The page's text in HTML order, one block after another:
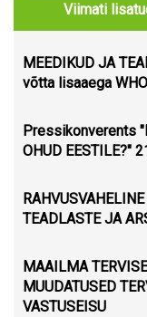
Viimati
MEEDIKUD JA
võtta lisaaega
Pressikonverents
OHUD EESTILE?"
TEADLASTE JA
MAAILMA
MUUDATUSED
VASTUSEISU